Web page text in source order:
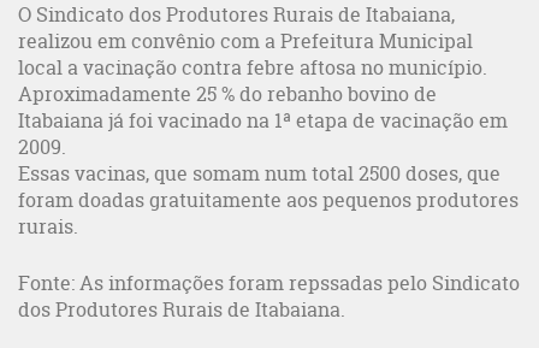
O Sindicato dos Produtores Rurais de Itabaiana,
realizou em convênio com a Prefeitura Municipal
local a vacinação contra febre aftosa no município.
Aproximadamente 25 % do rebanho bovino de
Itabaiana já foi vacinado na 1ª etapa de vacinação em
2009.
Essas vacinas, que somam num total 2500 doses, que
foram doadas gratuitamente aos pequenos produtores
rurais.
Fonte: As informações foram repssadas pelo Sindicato
dos Produtores Rurais de Itabaiana.